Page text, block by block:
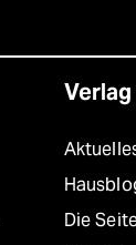
Verlag
Die